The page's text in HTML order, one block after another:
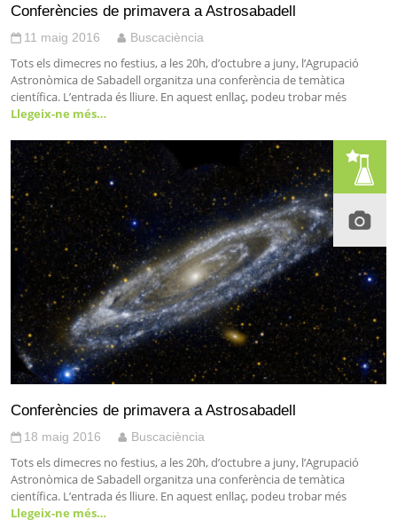
Conferències de primavera a Astrosabadell
11 maig 2016 Buscaciència
Tots els dimecres no festius, a les 20h, d’octubre a juny, l’Agrupació
Astronòmica de Sabadell organitza una conferència de temàtica
científica. L’entrada és lliure. En aquest enllaç, podeu trobar més
Llegeix-ne més…
Conferències de primavera a Astrosabadell
18 maig 2016 Buscaciència
Tots els dimecres no festius, a les 20h, d’octubre a juny, l’Agrupació
Astronòmica de Sabadell organitza una conferència de temàtica
científica. L’entrada és lliure. En aquest enllaç, podeu trobar més
Llegeix-ne més…